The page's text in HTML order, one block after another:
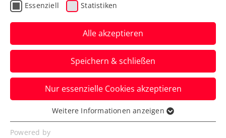
Generali Open Kitzbühel:
Neumayer kann auf
Premierensieg nicht
nachlegen
Der heimische Zukunftshoffnung scheidet
beim ATP-Turnier in Tirol als letzter
Österreicher im Einzel aus.
Essenziell Statistiken
Alle akzeptieren
Speichern & schließen
Nur essenzielle Cookies akzeptieren
Essenziell
Essenzielle Cookies werden für grundlegende
Weitere Informationen anzeigen
Powered by